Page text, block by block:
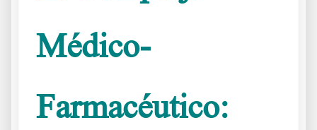
Médico-
Farmacéutico: